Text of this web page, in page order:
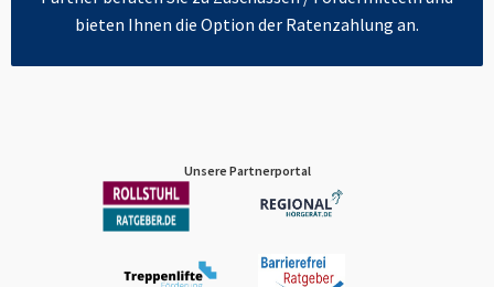
bieten Ihnen die Option der Ratenzahlung an.
Unsere Partnerportal